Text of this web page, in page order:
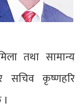
तथा सामान्य
सचिव कृष्णहरि